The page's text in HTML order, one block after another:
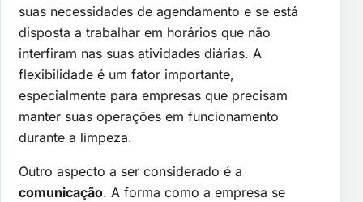
suas necessidades de agendamento e se está
disposta a trabalhar em horários que não
interfiram nas suas atividades diárias. A
flexibilidade é um fator importante,
especialmente para empresas que precisam
manter suas operações em funcionamento
durante a limpeza.
Outro aspecto a ser considerado é a
comunicação. A forma como a empresa se